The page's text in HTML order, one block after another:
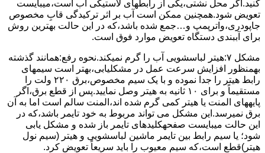
کنید.اﮔﺮ ﻣﺤﻞ نشتی،ﯾﮑﯽ از رابطهای ﻻﺳﺘﯿﮑﯽ آب اﺳﺖ،میبایست
ﺗﻌﻮﯾﺾ شود.همچنین ﻣﻤﮑﻦ اﺳﺖ آب بر اثر ﺗﺮﮐﯿﺪﮔﯽ قابِ ﻣﺨﺼﻮص
ﺟﺎﭘﻮدری،واترپمپ و…جمع شده ﺑﺎﺷﺪ،ﮐﻪ در این حالت بهترین روش
برای آببندی دستگاه ﺗﻌﻮﯾﺾ ﻣﻮارد ﻓﻮق اﺳﺖ.
مشکل ۷:ﻫﯿﺘﺮ لباسشویی آب را ﮔﺮم نمیکند.نحوه رﻓﻊ:ﻫﻤﺎﻧﻨﺪ ﮔﺬﺷﺘﻪ
بهمنظور اﻓﺰاﯾﺶ ﺳﺮﻋﺖ ﻋﻤﻞ در مشکلیابی،بهتر است سیمهای
راﺑﻂ ﻫﯿﺘﺮ را ﺟﺪا ﻧﻤﻮده و ﺑﺎ ﯾﮏ ﺳﯿﻢ ﻣﺨﺼﻮص،برق ۲۲۰ ولت را
مستقیماً و برای ۱۰ ﺛﺎﻧﯿﻪ ﺑﻪ ﻫﯿﺘﺮ وصل نمایید.ﭘﺲ از ﻗﻄﻊ ﺑﺮق،اﮔﺮ
پایههای اﻟﻤﻨﺖ یا هیتر کمی ﮔﺮم ﺷﺪه اند،اﻟﻤﻨﺖ ﺳﺎﻟﻢ است اما ﺑﻪ آن
ﺑﺮق نمیرسد.اﯾﻦ ﻣﺸﮑﻞ می تواند مربوط به ﺧﻮد ﺗﺎﯾﻤﺮ باشد،ﮐﻪ در
این حالت میبایست صفحهکلیدهای ﺗﺎﯾﻤﺮ باز شده و مشکل یابی
شود؛ ﯾﺎ ﺳﯿﻢ راﺑﻂ ﺑﯿﻦ ﺗﺎﯾﻤﺮ ماشین لباسشویی و ﻫﯿﺘﺮ (سیم ﻧﻮل
ﻫﯿﺘﺮ)ﻗﻄﻊ اﺳﺖ،ﮐﻪ ﺳﯿﻢ ﻣﻌﯿﻮب را ﺑﺎﯾﺪ سریعاً ﺗﻌﻮﯾﺾ کرد.